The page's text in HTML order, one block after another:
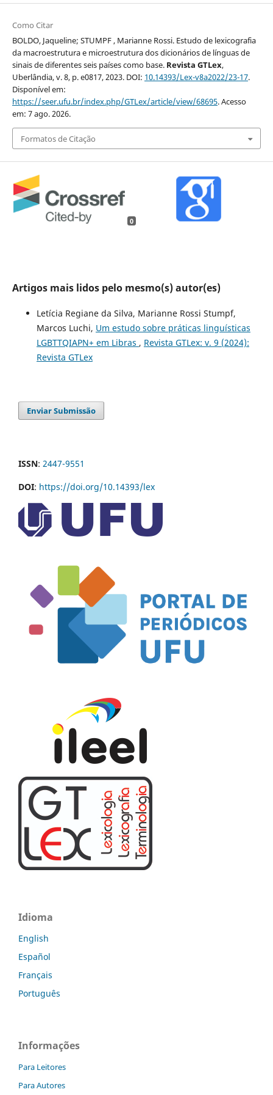
Como Citar
BOLDO, Jaqueline; STUMPF , Marianne Rossi. Estudo de lexicografia
da macroestrutura e microestrutura dos dicionários de línguas de
sinais de diferentes seis países como base. Revista GTLex,
Uberlândia, v. 8, p. e0817, 2023. DOI: 10.14393/Lex-v8a2022/23-17.
Disponível em:
https://seer.ufu.br/index.php/GTLex/article/view/68695. Acesso
em: 7 ago. 2026.
Formatos de Citação
0
Artigos mais lidos pelo mesmo(s) autor(es)
Letícia Regiane da Silva, Marianne Rossi Stumpf,
Marcos Luchi, Um estudo sobre práticas linguísticas
LGBTTQIAPN+ em Libras , Revista GTLex: v. 9 (2024):
Revista GTLex
Enviar Submissão
ISSN: 2447-9551
DOI: https://doi.org/10.14393/lex
Idioma
English
Español
Français
Português
Informações
Para Leitores
Para Autores